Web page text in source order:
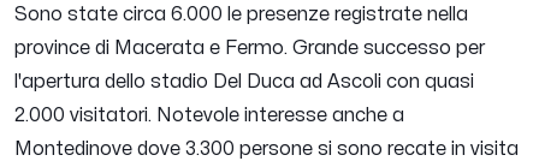
Sono state circa 6.000 le presenze registrate nella
province di Macerata e Fermo. Grande successo per
l'apertura dello stadio Del Duca ad Ascoli con quasi
2.000 visitatori. Notevole interesse anche a
Montedinove dove 3.300 persone si sono recate in visita